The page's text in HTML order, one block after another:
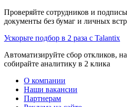
Проверяйте сотрудников и
документы без бумаг и личных
Ускорьте подбор в 2 раза с Talantix
Автоматизируйте сбор откликов,
собирайте аналитику в 2 клика
О компании
Наши вакансии
Партнерам